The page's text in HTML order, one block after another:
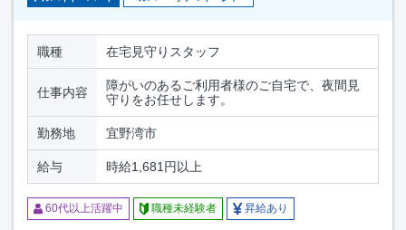
職種 在宅見守りスタッフ
仕事内容
障がいのあるご利用者様のご自宅で、夜間見
守りをお任せします。
勤務地 宜野湾市
給与 時給1,681円以上
60代以上活躍中 職種未経験者 昇給あり